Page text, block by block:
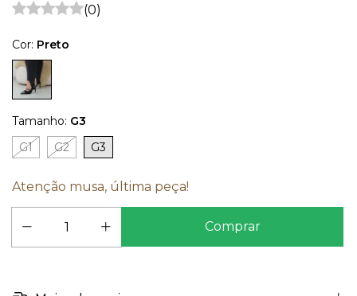
(0)
Cor: Preto
Tamanho: G3
G1
G2 G3
Atenção musa, última peça!